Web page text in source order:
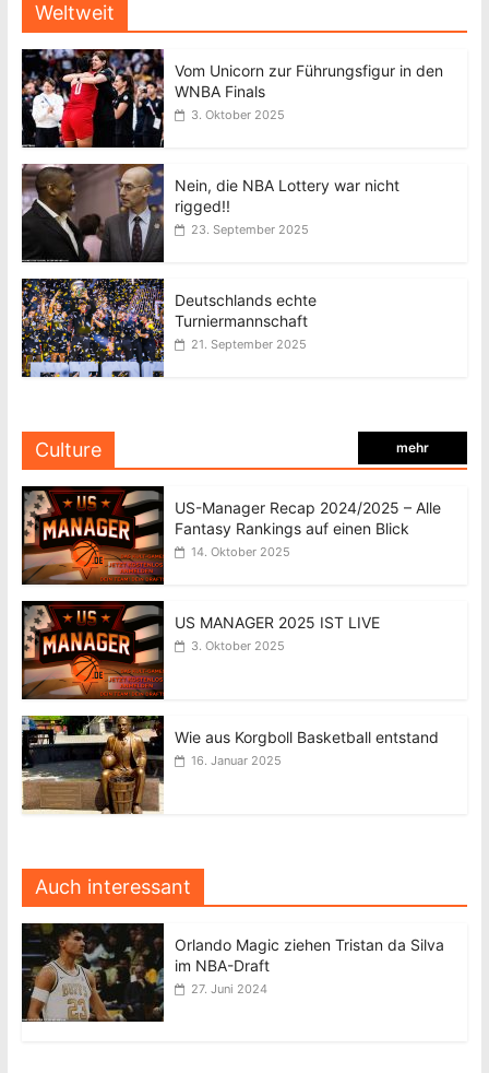
Weltweit
Vom Unicorn zur Führungsfigur in den
WNBA Finals
3. Oktober 2025
Nein, die NBA Lottery war nicht
rigged!!
23. September 2025
Deutschlands echte
Turniermannschaft
21. September 2025
Culture mehr
US-Manager Recap 2024/2025 – Alle
Fantasy Rankings auf einen Blick
14. Oktober 2025
US MANAGER 2025 IST LIVE
3. Oktober 2025
Wie aus Korgboll Basketball entstand
16. Januar 2025
Auch interessant
Orlando Magic ziehen Tristan da Silva
im NBA-Draft
27. Juni 2024